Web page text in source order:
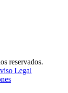
reservados.
Legal